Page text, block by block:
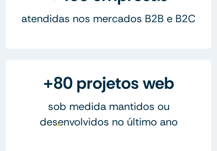
atendidas nos mercados B2B e B2C
+80 projetos web
sob medida mantidos ou
desenvolvidos no último ano